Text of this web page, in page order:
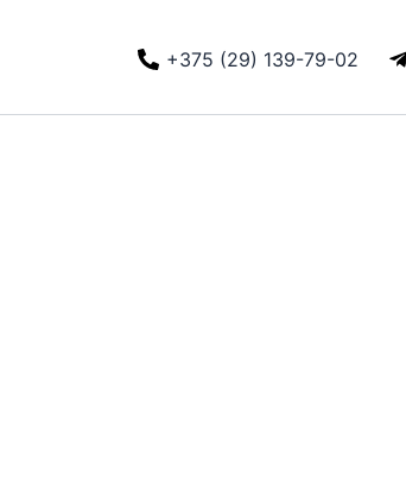
+375 (29) 139-79-02